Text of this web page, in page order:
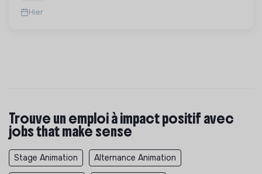
Hier
Trouve un emploi à impact positif avec
jobs that make sense
Stage Animation Alternance Animation